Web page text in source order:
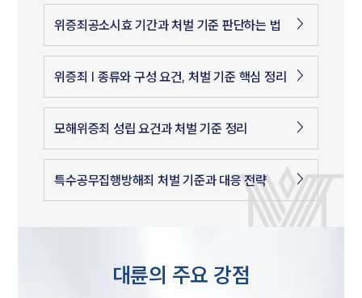
위증죄공소시효 기간과 처벌 기준 판단하는 법
위증죄 | 종류와 구성 요건, 처벌 기준 핵심 정리
모해위증죄 성립 요건과 처벌 기준 정리
특수공무집행방해죄 처벌 기준과 대응 전략
대륜의 주요 강점